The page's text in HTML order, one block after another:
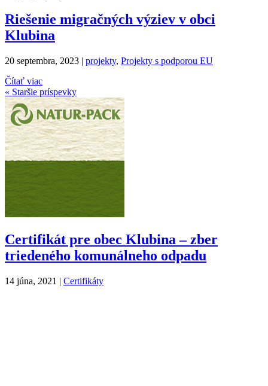
Riešenie migračných výziev v obci
Klubina
20 septembra, 2023 | projekty, Projekty s podporou EU
Čítať viac
« Staršie príspevky
Certifikát pre obec Klubina – zber
triedeného komunálneho odpadu
14 júna, 2021 | Certifikáty